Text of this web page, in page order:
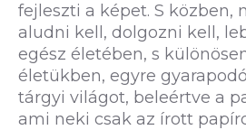
fejleszti a képet. S közben,
aludni kell, dolgozni kell,
egész életében, s
életükben, egyre
tárgyi világot, beleértve a
ami neki csak az írott